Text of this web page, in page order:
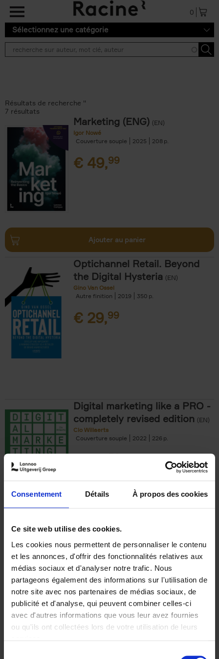
Consentement Détails À propos des cookies
Ce site web utilise des cookies.
Les cookies nous permettent de personnaliser le contenu
et les annonces, d'offrir des fonctionnalités relatives aux
médias sociaux et d'analyser notre trafic. Nous
partageons également des informations sur l'utilisation de
notre site avec nos partenaires de médias sociaux, de
publicité et d'analyse, qui peuvent combiner celles-ci
avec d'autres informations que vous leur avez fournies
ou qu'ils ont collectées lors de votre utilisation de leurs
Aller au contenu principal
0
Sélectionnez une catégorie
Résultats de recherche ''
7 résultats
Marketing (ENG) (EN)
Igor Nowé
Couverture souple
2025 208
€ 49,99
Ajouter au panier
Optichannel Retail. Beyond
the Digital Hysteria (EN)
Gino Van Ossel
Autre finition
2019 350
€ 29,99
Digital marketing like a PRO -
completely revised edition (EN)
Clo Willaerts
Couverture souple
2022 226
€35,50
The Offer You Can't
Refuse
Steven Van Belleghem
Couverture souple
2020 256
€37,50